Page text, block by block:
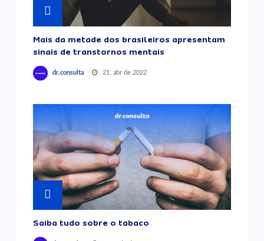
Mais da metade dos brasileiros apresentam
sinais de transtornos mentais
dr.consulta 21, abr de 2022
Saiba tudo sobre o tabaco